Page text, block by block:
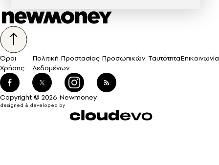
Όροι
Χρήσης
Πολιτική Προστασίας Προσωπικών
Δεδομένων
ΤαυτότηταΕπικοινωνία
Copyright © 2026 Newmoney
designed & developed by